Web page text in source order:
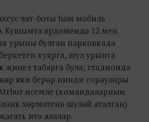
чат-боты һәм мобиль
Кушымта ярдәмендә 12 мең
урыны булган парковкада
куярга, шул урынга
табарга була; стадионда
яки берәр нинди сораулары
исемле (командаларның
хөрмәтенә шулай аталган)
итә алалар.